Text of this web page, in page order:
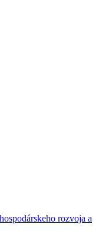
rozvoja a